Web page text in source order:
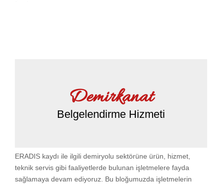
Demirkanat
Belgelendirme Hizmeti
ERADIS kaydı ile ilgili demiryolu sektörüne ürün, hizmet,
teknik servis gibi faaliyetlerde bulunan işletmelere fayda
sağlamaya devam ediyoruz. Bu bloğumuzda işletmelerin